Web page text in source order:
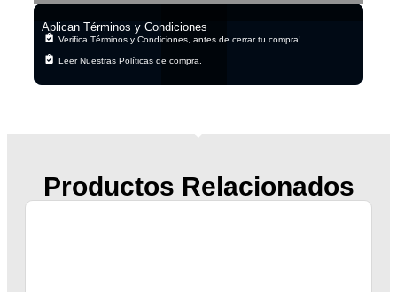
Aplican Términos y Condiciones
Verifica Términos y Condiciones, antes de cerrar tu compra!
Leer Nuestras Políticas de compra.
Productos Relacionados